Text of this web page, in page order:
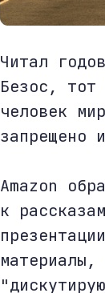
Читал
Безос, тот
человек
запрещено
Amazon
к